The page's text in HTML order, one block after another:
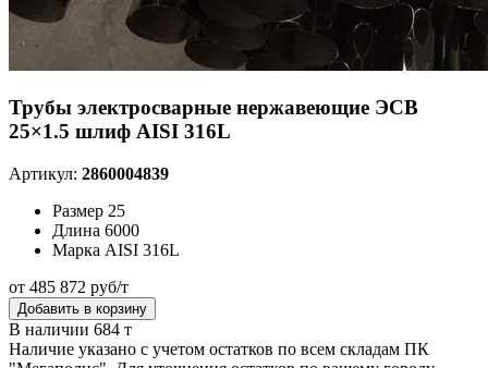
Трубы электросварные нержавеющие ЭСВ
25×1.5 шлиф AISI 316L
Артикул: 2860004839
Размер 25
Длина 6000
Марка AISI 316L
от 485 872 руб/т
Добавить в корзину
В наличии 684 т
Наличие указано с учетом остатков по всем складам ПК